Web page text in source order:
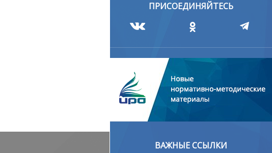
ПРИСОЕДИНЯЙТЕСЬ
ВАЖНЫЕ ССЫЛКИ